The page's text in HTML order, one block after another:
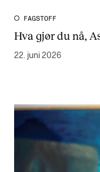
FAGSTOFF
Hva gjør du nå,
22. juni 2026